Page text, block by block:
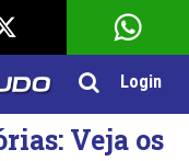
Login
Veja os